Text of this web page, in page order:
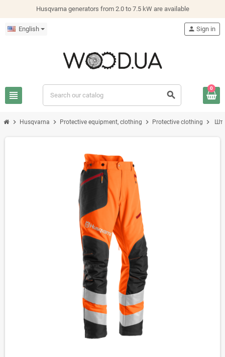
Husqvarna generators from 2.0 to 7.5 kW are available
English
view_headline search
person Sign in
0
chevron_right Husqvarna chevron_right Protective equipment, clothing chevron_right Protective clothing chevron_right